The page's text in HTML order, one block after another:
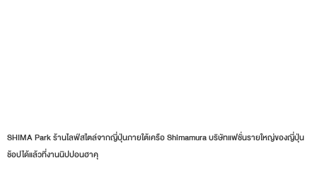
SHIMA Park ร้านไลฟ์สไตล์จากญี่ปุ่นภายใต้เครือ Shimamura บริษัทแฟชั่นรายใหญ่ของญี่ปุ่น
ช้อปได้แล้วที่งานนิปปอนฮาคุ